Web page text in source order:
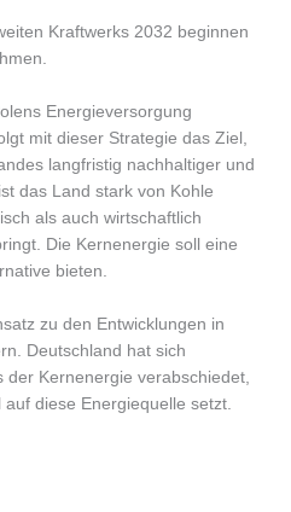
Kraftwerks 2032 beginnen
Energieversorgung
mit dieser Strategie das Ziel,
langfristig nachhaltiger und
das Land stark von Kohle
als auch wirtschaftlich
Die Kernenergie soll eine
bieten.
zu den Entwicklungen in
Deutschland hat sich
der Kernenergie verabschiedet,
diese Energiequelle setzt.